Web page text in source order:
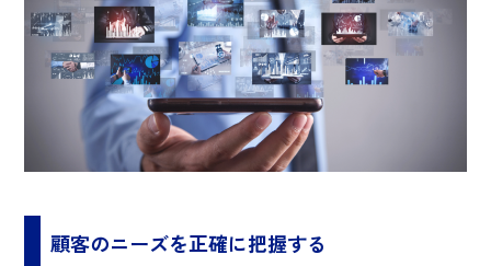
顧客のニーズを正確に把握する